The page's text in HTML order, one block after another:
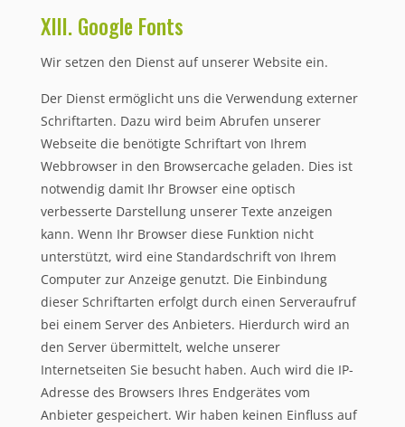
XIII. Google Fonts
Wir setzen den Dienst auf unserer Website ein.
Der Dienst ermöglicht uns die Verwendung externer
Schriftarten. Dazu wird beim Abrufen unserer
Webseite die benötigte Schriftart von Ihrem
Webbrowser in den Browsercache geladen. Dies ist
notwendig damit Ihr Browser eine optisch
verbesserte Darstellung unserer Texte anzeigen
kann. Wenn Ihr Browser diese Funktion nicht
unterstützt, wird eine Standardschrift von Ihrem
Computer zur Anzeige genutzt. Die Einbindung
dieser Schriftarten erfolgt durch einen Serveraufruf
bei einem Server des Anbieters. Hierdurch wird an
den Server übermittelt, welche unserer
Internetseiten Sie besucht haben. Auch wird die IP-
Adresse des Browsers Ihres Endgerätes vom
Anbieter gespeichert. Wir haben keinen Einfluss auf